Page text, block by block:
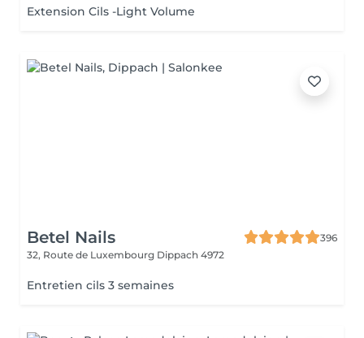
Extension Cils -Light Volume
Betel Nails
396
32, Route de Luxembourg Dippach 4972
Entretien cils 3 semaines